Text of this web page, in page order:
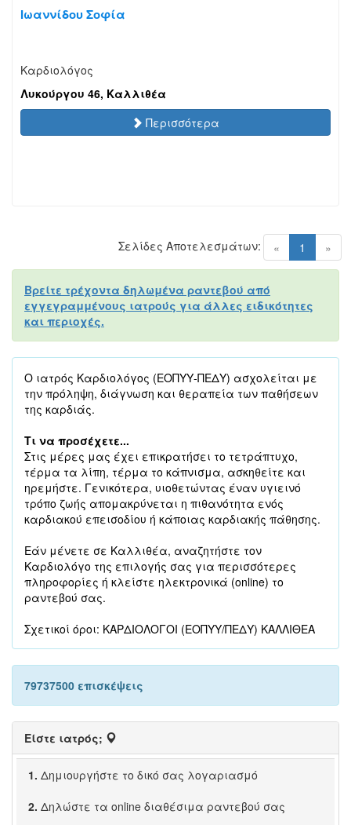
Ιωαννίδου Σοφία
Καρδιολόγος
Λυκούργου 46, Καλλιθέα
Περισσότερα
« 1 (current)
»
Σελίδες Αποτελεσμάτων:
Βρείτε τρέχοντα δηλωμένα ραντεβού από
εγγεγραμμένους ιατρούς για άλλες ειδικότητες
και περιοχές.
Ο ιατρός Καρδιολόγος (ΕΟΠΥΥ-ΠΕΔΥ) ασχολείται με
την πρόληψη, διάγνωση και θεραπεία των παθήσεων
της καρδιάς.
Τι να προσέχετε...
Στις μέρες μας έχει επικρατήσει το τετράπτυχο,
τέρμα τα λίπη, τέρμα το κάπνισμα, ασκηθείτε και
ηρεμήστε. Γενικότερα, υιοθετώντας έναν υγιεινό
τρόπο ζωής απομακρύνεται η πιθανότητα ενός
καρδιακού επεισοδίου ή κάποιας καρδιακής πάθησης.
Εάν μένετε σε Καλλιθέα, αναζητήστε τον
Καρδιολόγο της επιλογής σας για περισσότερες
πληροφορίες ή κλείστε ηλεκτρονικά (online) το
ραντεβού σας.
Σχετικοί όροι: ΚΑΡΔΙΟΛΟΓΟΙ (ΕΟΠΥΥ/ΠΕΔΥ) ΚΑΛΛΙΘΕΑ
79737500 επισκέψεις
Είστε ιατρός;
1. Δημιουργήστε το δικό σας λογαριασμό
2. Δηλώστε τα online διαθέσιμα ραντεβού σας